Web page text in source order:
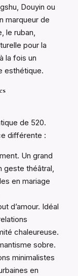
Douyin ou
marqueur de
le ruban,
pour la
la fois un
esthétique.
de 520.
différente :
Un grand
geste théâtral,
en mariage
d’amour. Idéal
chaleureuse.
sobre.
minimalistes
en